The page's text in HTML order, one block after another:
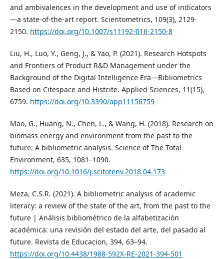
and ambivalences in the development and use of indicators
—a state-of-the-art report. Scientometrics, 109(3), 2129-
2150. https://doi.org/10.1007/s11192-016-2150-8
Liu, H., Luo, Y., Geng, J., & Yao, P. (2021). Research Hotspots
and Frontiers of Product R&D Management under the
Background of the Digital Intelligence Era—Bibliometrics
Based on Citespace and Histcite. Applied Sciences, 11(15),
6759. https://doi.org/10.3390/app11156759
Mao, G., Huang, N., Chen, L., & Wang, H. (2018). Research on
biomass energy and environment from the past to the
future: A bibliometric analysis. Science of The Total
Environment, 635, 1081–1090.
https://doi.org/10.1016/j.scitotenv.2018.04.173
Meza, C.S.R. (2021). A bibliometric analysis of academic
literacy: a review of the state of the art, from the past to the
future | Análisis bibliométrico de la alfabetización
académica: una revisión del estado del arte, del pasado al
future. Revista de Educacion, 394, 63–94.
https://doi.org/10.4438/1988-592X-RE-2021-394-501